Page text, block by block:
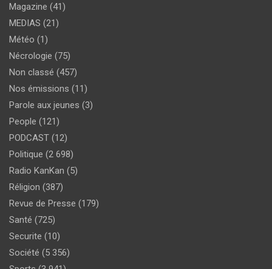
Magazine (41)
MEDIAS (21)
Météo (1)
Nécrologie (75)
Non classé (457)
Nos émissions (11)
Parole aux jeunes (3)
People (121)
PODCAST (12)
Politique (2 698)
Radio KanKan (5)
Réligion (387)
Revue de Presse (179)
Santé (725)
Securite (10)
Société (5 356)